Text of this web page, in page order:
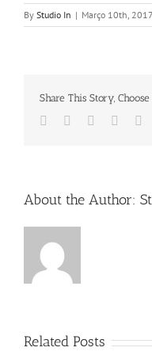
By Studio In | Março 10th, 2017
Share This Story,
Facebook
TwitterLinkedIn
Reddit
About the Author:
Related Posts